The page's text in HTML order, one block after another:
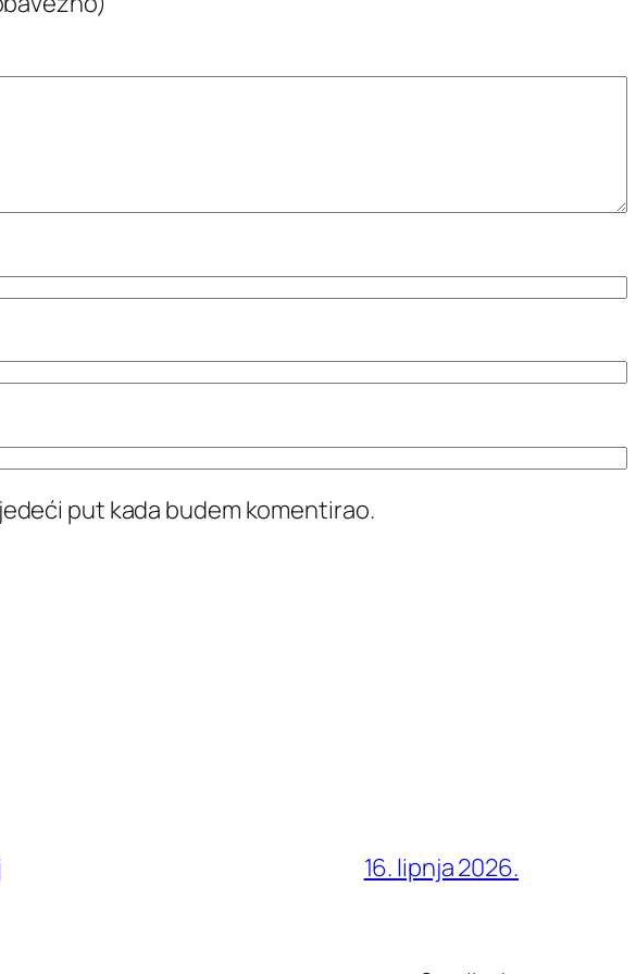
put kada budem komentirao.
16. lipnja 2026.